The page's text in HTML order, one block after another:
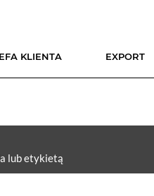
KLIENTA EXPORT
lub etykietą